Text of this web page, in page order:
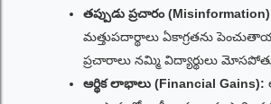
తప్పుడు ప్రచారం
మత్తుపదార్థాలు ఏకాగ్రతను
ప్రచారాలు నమ్మి విద్యార్థులు
ఆర్థిక లాభాలు (Financial Gains):